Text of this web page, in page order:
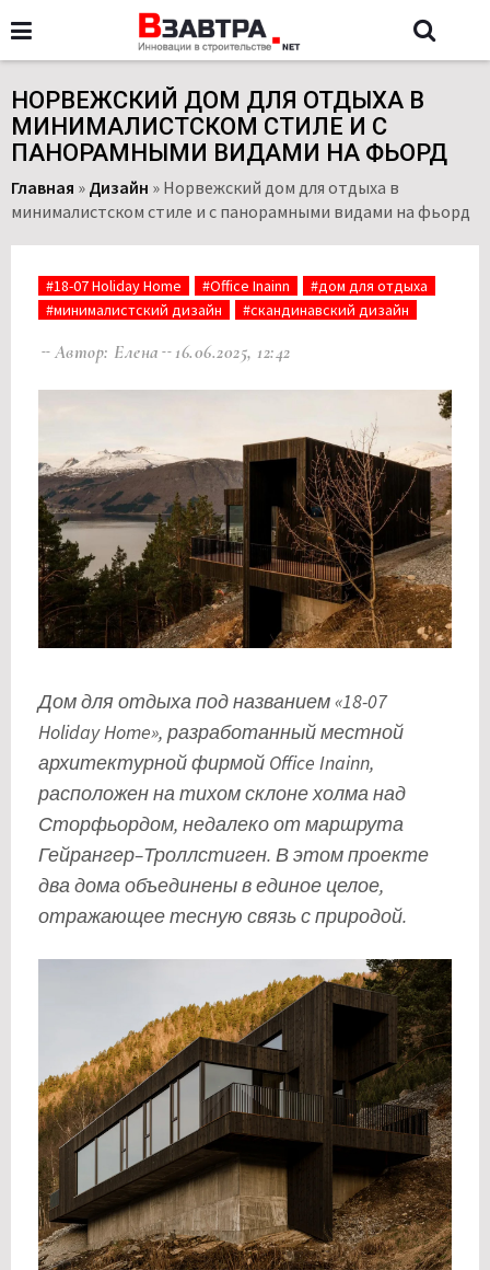
НОРВЕЖСКИЙ ДОМ ДЛЯ ОТДЫХА В
МИНИМАЛИСТСКОМ СТИЛЕ И С
ПАНОРАМНЫМИ ВИДАМИ НА ФЬОРД
Главная » Дизайн » Норвежский дом для отдыха в
минималистском стиле и с панорамными видами на фьорд
#18-07 Holiday Home #Office Inainn
#дом для отдыха
#минималистский дизайн
#скандинавский дизайн
Автор: Елена 16.06.2025, 12:42
Дом для отдыха под названием «18-07
Holiday Home», разработанный местной
архитектурной фирмой Office Inainn,
расположен на тихом склоне холма над
Сторфьордом, недалеко от маршрута
Гейрангер–Троллстиген. В этом проекте
два дома объединены в единое целое,
отражающее тесную связь с природой.